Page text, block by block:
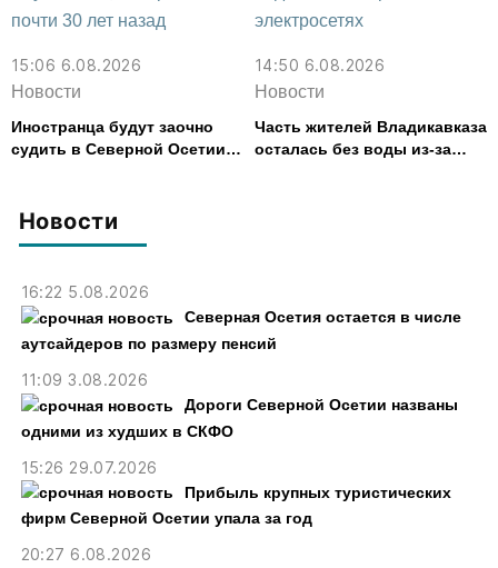
Новости
16:22 5.08.2026
Северная Осетия остается в числе
аутсайдеров по размеру пенсий
11:09 3.08.2026
Дороги Северной Осетии названы
одними из худших в СКФО
15:26 29.07.2026
Прибыль крупных туристических
фирм Северной Осетии упала за год
20:27 6.08.2026
15:06 6.08.2026
Новости
Иностранца будут заочно
судить в Северной Осетии
14:50 6.08.2026
Новости
Часть жителей Владикавказа
осталась без воды из-за